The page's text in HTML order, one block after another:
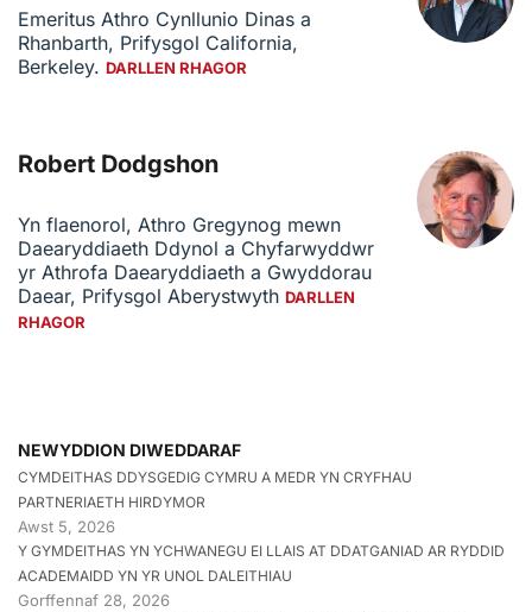
Emeritus Athro Cynllunio Dinas a
Rhanbarth, Prifysgol California,
Berkeley. DARLLEN RHAGOR
Robert Dodgshon
Yn flaenorol, Athro Gregynog mewn
Daearyddiaeth Ddynol a Chyfarwyddwr
yr Athrofa Daearyddiaeth a Gwyddorau
Daear, Prifysgol Aberystwyth DARLLEN
RHAGOR
NEWYDDION DIWEDDARAF
CYMDEITHAS DDYSGEDIG CYMRU A MEDR YN CRYFHAU
PARTNERIAETH HIRDYMOR
Awst 5, 2026
Y GYMDEITHAS YN YCHWANEGU EI LLAIS AT DDATGANIAD AR RYDDID
ACADEMAIDD YN YR UNOL DALEITHIAU
Gorffennaf 28, 2026